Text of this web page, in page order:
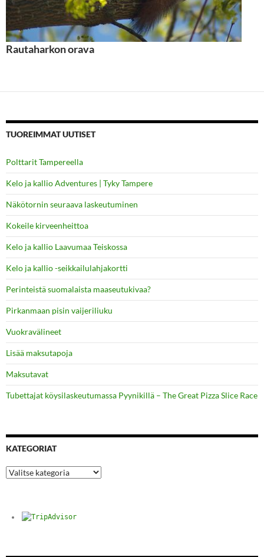
Rautaharkon orava
TUOREIMMAT UUTISET
Polttarit Tampereella
Kelo ja kallio Adventures | Tyky Tampere
Näkötornin seuraava laskeutuminen
Kokeile kirveenheittoa
Kelo ja kallio Laavumaa Teiskossa
Kelo ja kallio -seikkailulahjakortti
Perinteistä suomalaista maaseutukivaa?
Pirkanmaan pisin vaijeriliuku
Vuokravälineet
Lisää maksutapoja
Maksutavat
Tubettajat köysilaskeutumassa Pyynikillä – The Great Pizza Slice Race
KATEGORIAT
Kategoriat